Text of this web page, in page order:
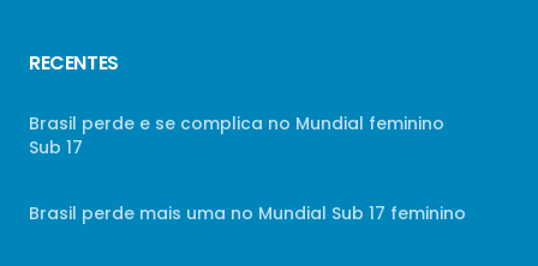
RECENTES
Brasil perde e se complica no Mundial feminino
Sub 17
Brasil perde mais uma no Mundial Sub 17 feminino